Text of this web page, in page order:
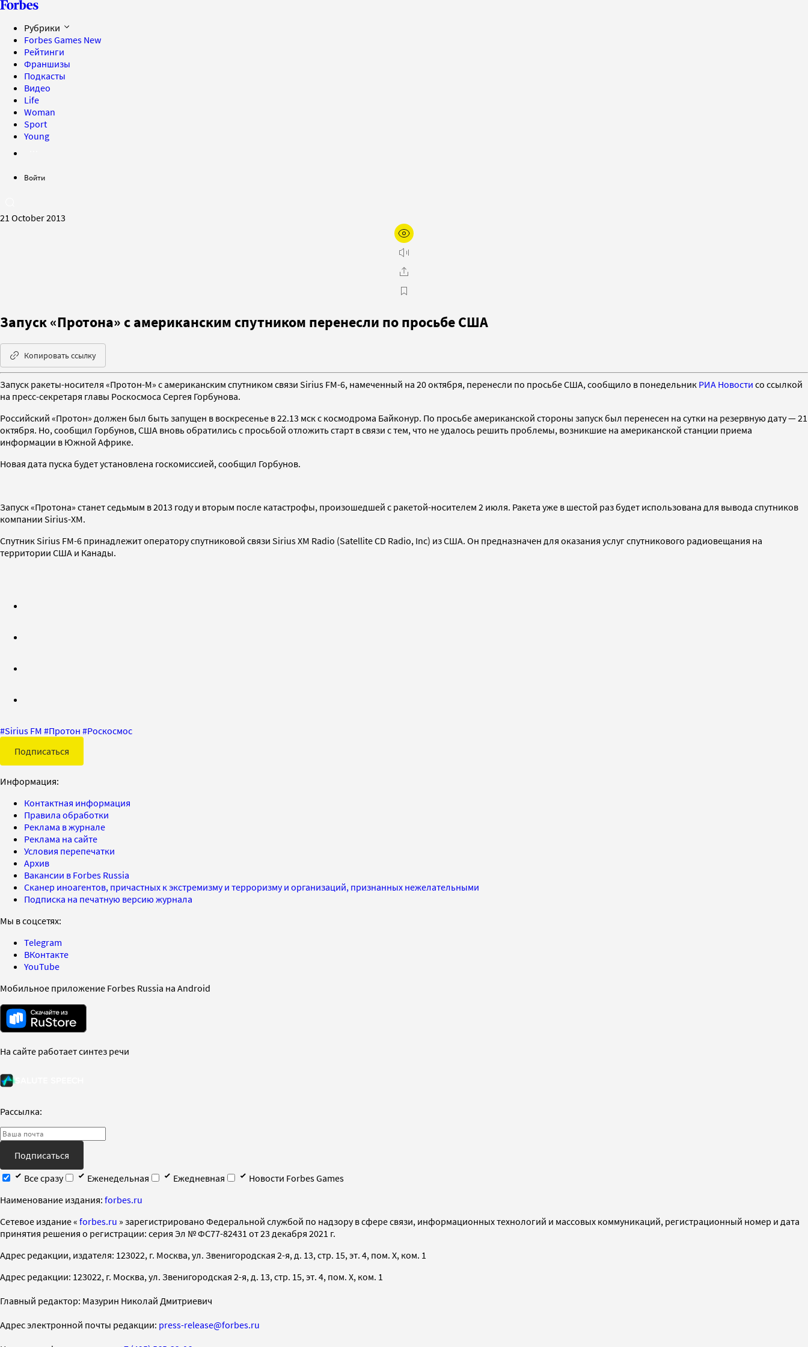
Рубрики
Forbes Games New
Рейтинги
Франшизы
Подкасты
Видео
Life
Woman
Sport
Young
Войти
21 October 2013
Запуск «Протона» с американским спутником перенесли по просьбе США
Копировать ссылку
Запуск ракеты-носителя «Протон-М» с американским спутником связи Sirius FM-6, намеченный на 20 октября, перенесли по просьбе США, сообщило в понедельник РИА Новости со ссылкой
на пресс-секретаря главы Роскосмоса Сергея Горбунова.
Российский «Протон» должен был быть запущен в воскресенье в 22.13 мск с космодрома Байконур. По просьбе американской стороны запуск был перенесен на сутки на резервную дату — 21
октября. Но, сообщил Горбунов, США вновь обратились с просьбой отложить старт в связи с тем, что не удалось решить проблемы, возникшие на американской станции приема
информации в Южной Африке.
Новая дата пуска будет установлена госкомиссией, сообщил Горбунов.
Запуск «Протона» станет седьмым в 2013 году и вторым после катастрофы, произошедшей с ракетой-носителем 2 июля. Ракета уже в шестой раз будет использована для вывода спутников
компании Sirius-XM.
Спутник Sirius FM-6 принадлежит оператору спутниковой связи Sirius XM Radio (Satellite CD Radio, Inc) из США. Он предназначен для оказания услуг спутникового радиовещания на
территории США и Канады.
#Sirius FM #Протон #Роскосмос
Подписаться
Информация:
Контактная информация
Правила обработки
Реклама в журнале
Реклама на сайте
Условия перепечатки
Архив
Вакансии в Forbes Russia
Сканер иноагентов, причастных к экстремизму и терроризму и организаций, признанных нежелательными
Подписка на печатную версию журнала
Мы в соцсетях:
Telegram
ВКонтакте
YouTube
Мобильное приложение Forbes Russia на Android
На сайте работает синтез речи
Рассылка:
Подписаться
Все сразу
Еженедельная Ежедневная
Новости Forbes Games
Наименование издания: forbes.ru
Cетевое издание « forbes.ru » зарегистрировано Федеральной службой по надзору в сфере связи, информационных технологий и массовых коммуникаций, регистрационный номер и дата
принятия решения о регистрации: серия Эл № ФС77-82431 от 23 декабря 2021 г.
Адрес редакции, издателя: 123022, г. Москва, ул. Звенигородская 2-я, д. 13, стр. 15, эт. 4, пом. X, ком. 1
Адрес редакции: 123022, г. Москва, ул. Звенигородская 2-я, д. 13, стр. 15, эт. 4, пом. X, ком. 1
Главный редактор: Мазурин Николай Дмитриевич
Адрес электронной почты редакции: press-release@forbes.ru